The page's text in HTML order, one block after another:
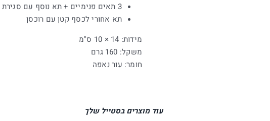
3 תאים פנימיים + תא נוסף עם סגירת רוכסן
תא אחורי לכסף קטן עם רוכסן
מידות: 14 × 10 ס"מ
משקל: 160 גרם
חומר: עור נאפה
עוד מוצרים בסטייל שלך